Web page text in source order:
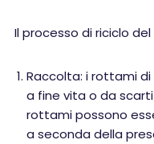
Il processo di riciclo
Raccolta: i rottami
a fine vita o da
rottami possono
a seconda della